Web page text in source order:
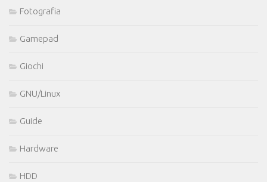
Fotografia
Gamepad
Giochi
GNU/Linux
Guide
Hardware
HDD